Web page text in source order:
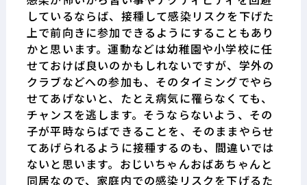
しているならば、接種して感染リスクを下げた
上で前向きに参加できるようにすることもあり
かと思います。運動などは幼稚園や小学校に任
せておけば良いのかもしれないですが、学外の
クラブなどへの参加も、そのタイミングでやら
せてあげないと、たとえ病気に罹らなくても、
チャンスを逃します。そうならないよう、その
子が平時ならばできることを、そのままやらせ
てあげられるように接種するのも、間違いでは
ないと思います。おじいちゃんおばあちゃんと
同居なので、家庭内での感染リスクを下げるた